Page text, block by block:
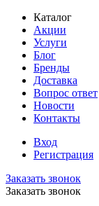
Каталог
Акции
Услуги
Блог
Бренды
Доставка
Вопрос ответ
Новости
Контакты
Вход
Регистрация
Заказать звонок
Заказать звонок